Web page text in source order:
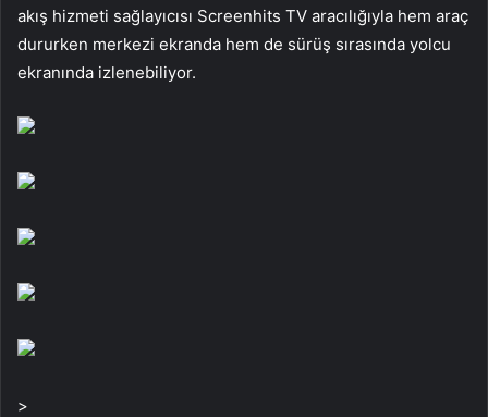
akış hizmeti sağlayıcısı Screenhits TV aracılığıyla hem araç
dururken merkezi ekranda hem de sürüş sırasında yolcu
ekranında izlenebiliyor.
>